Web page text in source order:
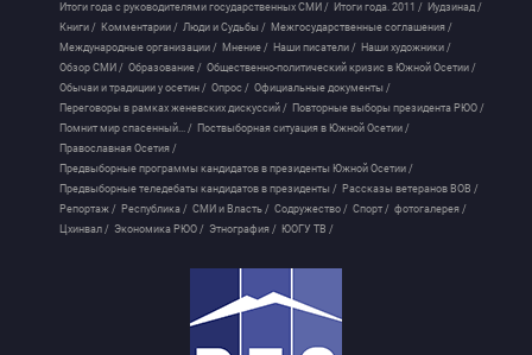
Итоги года с руководителями государственных СМИ / Итоги года. 2011 / Иудзинад /
Книги / Комментарии / Люди и Судьбы / Межгосударственные соглашения /
Международные организации / Мнение / Наши писатели / Наши художники /
Обзор СМИ / Образование / Общественно-политический кризис в Южной Осетии /
Обычаи и традиции у осетин / Опрос / Официальные документы /
Переговоры в рамках женевских дискуссий / Повторные выборы президента РЮО /
Помнит мир спасенный... / Поствыборная ситуация в Южной Осетии /
Православная Осетия /
Предвыборные программы кандидатов в президенты Южной Осетии /
Предвыборные теледебаты кандидатов в президенты / Рассказы ветеранов ВОВ /
Репортаж / Республика / СМИ и Власть / Содружество / Спорт / фотогалерея /
Цхинвал / Экономика РЮО / Этнография / ЮОГУ ТВ /